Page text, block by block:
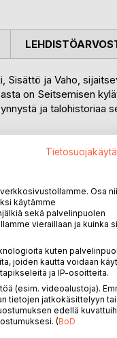
Sisättö ja Vaho,
on Seitsemisen
ja talohistoriaa
tuomalla mukaan vielä
Seitsemisen kylät
omintakeista
vaikut-teita on
vesistön
rantakylien
kansainvälistä.
on sovellettu
Intiassa.
Osa
käytämme
sekä palvelinpuolen
vieraillaan ja kuinka
kuten
joiden kautta voidaan
ja IP-osoitteita.
(esim. videoalustoja).
tietojen jatkokäsittelyyn tai
edellä
(BoD